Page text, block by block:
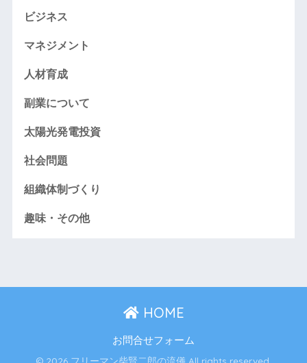
ビジネス
マネジメント
人材育成
副業について
太陽光発電投資
社会問題
組織体制づくり
趣味・その他
HOME
お問合せフォーム